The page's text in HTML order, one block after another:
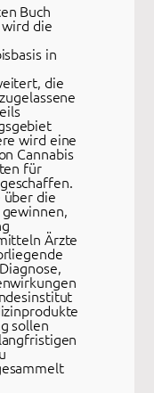
Buch
wird die
in
die
wird eine
Cannabis
für
die
Ärzte
sollen